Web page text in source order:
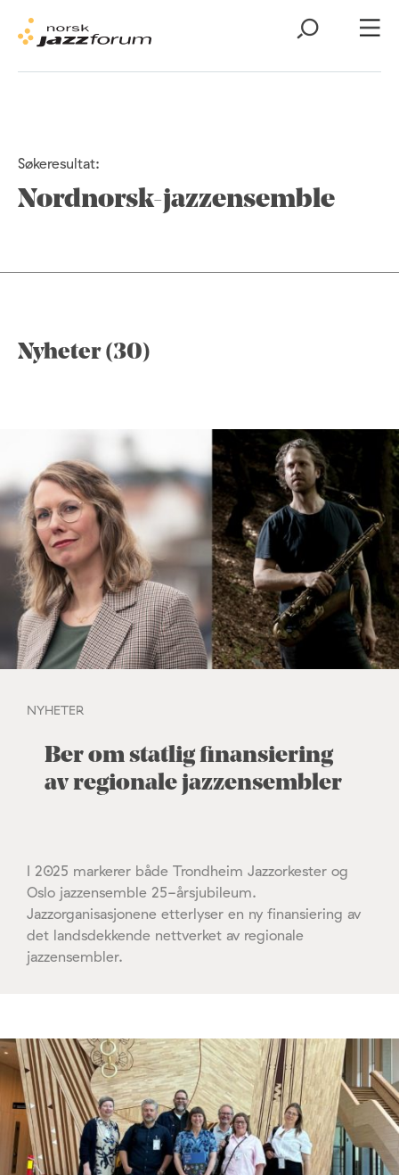
Søkeresultat:
Nordnorsk-jazzensemble
Nyheter (30)
NYHETER
Ber om statlig finansiering
av regionale jazzensembler
I 2025 markerer både Trondheim Jazzorkester og
Oslo jazzensemble 25-årsjubileum.
Jazzorganisasjonene etterlyser en ny finansiering av
det landsdekkende nettverket av regionale
jazzensembler.